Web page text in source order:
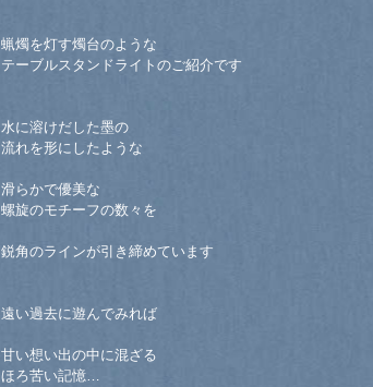
蝋燭を灯す燭台のような
テーブルスタンドライトのご紹介です
水に溶けだした墨の
流れを形にしたような
滑らかで優美な
螺旋のモチーフの数々を
鋭角のラインが引き締めています
遠い過去に遊んでみれば
甘い想い出の中に混ざる
ほろ苦い記憶…